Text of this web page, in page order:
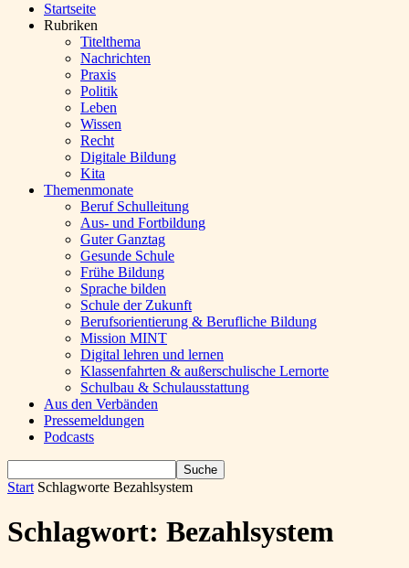
Startseite
Rubriken
Titelthema
Nachrichten
Praxis
Politik
Leben
Wissen
Recht
Digitale Bildung
Kita
Themenmonate
Beruf Schulleitung
Aus- und Fortbildung
Guter Ganztag
Gesunde Schule
Frühe Bildung
Sprache bilden
Schule der Zukunft
Berufsorientierung & Berufliche Bildung
Mission MINT
Digital lehren und lernen
Klassenfahrten & außerschulische Lernorte
Schulbau & Schulausstattung
Aus den Verbänden
Pressemeldungen
Podcasts
Start Schlagworte Bezahlsystem
Schlagwort: Bezahlsystem